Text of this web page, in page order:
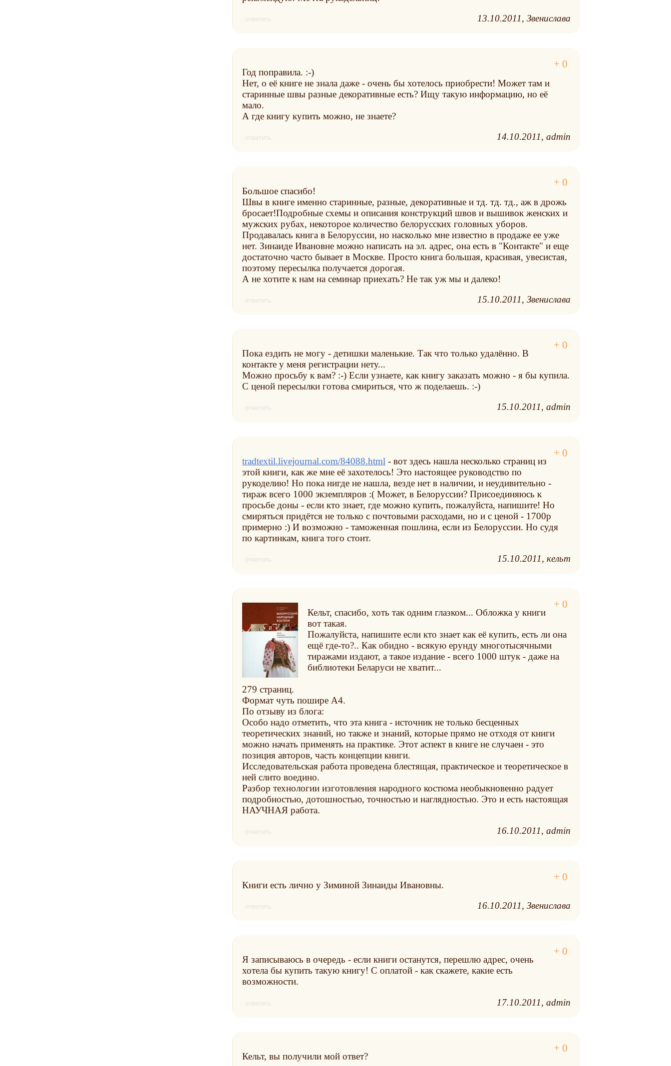
ответить 13.10.2011 Звенислава
Год поправила. :-)
Нет, о её книге не знала даже - очень бы хотелось приобрести! Может там и
старинные швы разные декоративные есть? Ищу такую информацию, но её
мало.
А где книгу купить можно, не знаете?
ответить 14.10.2011 admin
Большое спасибо!
Швы в книге именно старинные, разные, декоративные и тд. тд. тд., аж в дрожь
бросает!Подробные схемы и описания конструкций швов и вышивок женских и
мужских рубах, некоторое количество белорусских головных уборов.
Продавалась книга в Белоруссии, но насколько мне известно в продаже ее уже
нет. Зинаиде Ивановне можно написать на эл. адрес, она есть в "Контакте" и еще
достаточно часто бывает в Москве. Просто книга большая, красивая, увесистая,
поэтому пересылка получается дорогая.
А не хотите к нам на семинар приехать? Не так уж мы и далеко!
ответить 15.10.2011 Звенислава
Пока ездить не могу - детишки маленькие. Так что только удалённо. В
контакте у меня регистрации нету...
Можно просьбу к вам? :-) Если узнаете, как книгу заказать можно - я бы купила.
С ценой пересылки готова смириться, что ж поделаешь. :-)
ответить 15.10.2011 admin
tradtextil.livejournal.com/84088.html - вот здесь нашла несколько страниц из
этой книги, как же мне её захотелось! Это настоящее руководство по
рукоделию! Но пока нигде не нашла, везде нет в наличии, и неудивительно -
тираж всего 1000 экземпляров :( Может, в Белоруссии? Присоединяюсь к
просьбе доны - если кто знает, где можно купить, пожалуйста, напишите! Но
смиряться придётся не только с почтовыми расходами, но и с ценой - 1700р
примерно :) И возможно - таможенная пошлина, если из Белоруссии. Но судя
по картинкам, книга того стоит.
ответить 15.10.2011 кельт
Кельт, спасибо, хоть так одним глазком... Обложка у книги
вот такая.
Пожалуйста, напишите если кто знает как её купить, есть ли она
ещё где-то?.. Как обидно - всякую ерунду многотысячными
тиражами издают, а такое издание - всего 1000 штук - даже на
библиотеки Беларуси не хватит...
279 страниц.
Формат чуть пошире А4.
По отзыву из блога:
Особо надо отметить, что эта книга - источник не только бесценных
теоретических знаний, но также и знаний, которые прямо не отходя от книги
можно начать применять на практике. Этот аспект в книге не случаен - это
позиция авторов, часть концепции книги.
Исследовательская работа проведена блестящая, практическое и теоретическое в
ней слито воедино.
Разбор технологии изготовления народного костюма необыкновенно радует
подробностью, дотошностью, точностью и наглядностью. Это и есть настоящая
НАУЧНАЯ работа.
ответить 16.10.2011 admin
Книги есть лично у Зиминой Зинаиды Ивановны.
ответить 16.10.2011 Звенислава
Я записываюсь в очередь - если книги останутся, перешлю адрес, очень
хотела бы купить такую книгу! С оплатой - как скажете, какие есть
возможности.
ответить 17.10.2011 admin
Кельт, вы получили мой ответ?